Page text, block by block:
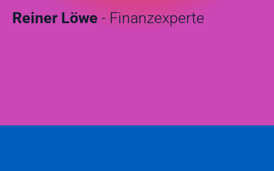
Reiner Löwe - Finanzexperte